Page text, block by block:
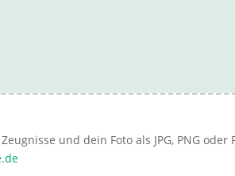
und dein Foto als JPG, PNG